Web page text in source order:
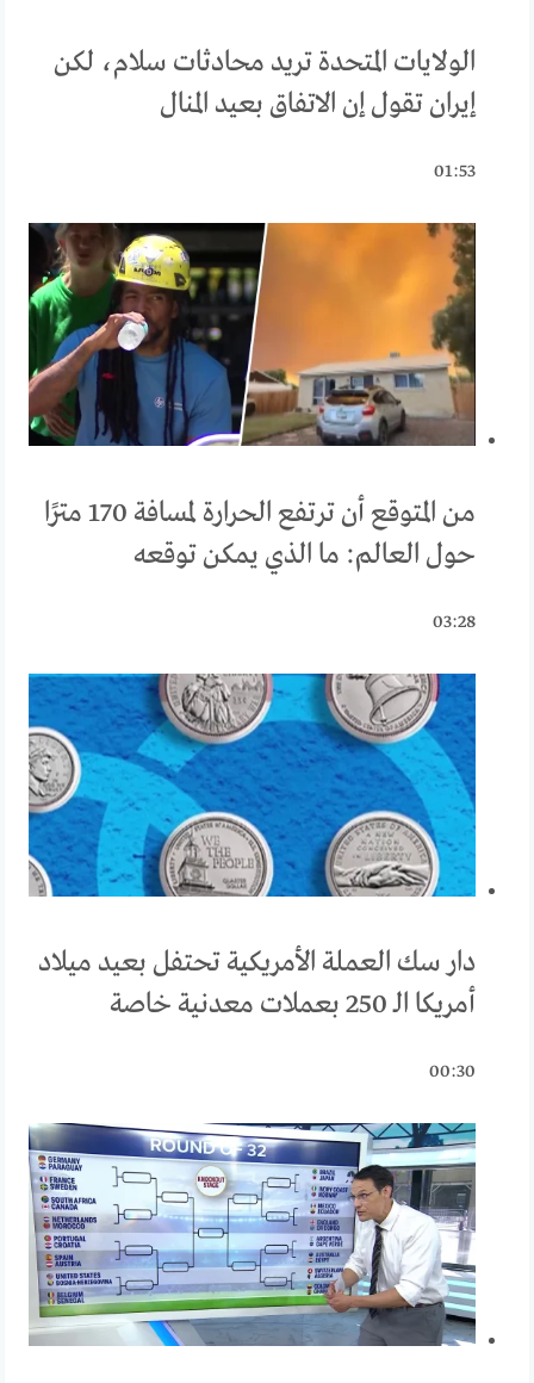
الولايات المتحدة تريد محادثات سلام، لكن
إيران تقول إن الاتفاق بعيد المنال
01:53
من المتوقع أن ترتفع الحرارة لمسافة 170 مترًا
حول العالم: ما الذي يمكن توقعه
03:28
دار سك العملة الأمريكية تحتفل بعيد ميلاد
أمريكا الـ 250 بعملات معدنية خاصة
00:30